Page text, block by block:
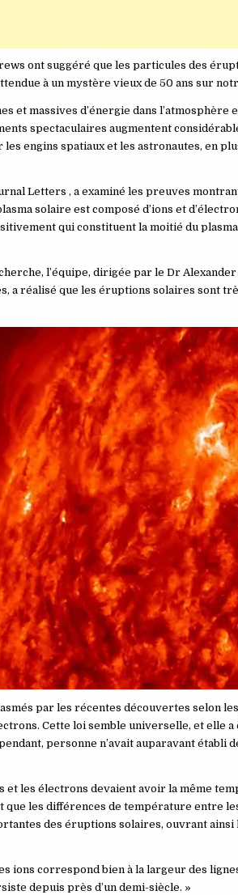
ont suggéré que les particules des
à un mystère vieux de 50 ans sur
et massives d’énergie dans
spectaculaires augmentent
engins spatiaux et les astronautes, en
Letters , a examiné les preuves
solaire est composé d’ions et
qui constituent la moitié du
l’équipe, dirigée par le Dr
a réalisé que les éruptions solaires sont
par les récentes découvertes selon
Cette loi semble universelle, et elle
personne n’avait auparavant établi
les électrons devaient avoir la même
que les différences de température entre
des éruptions solaires, ouvrant ainsi
ions correspond bien à la largeur des
depuis près d’un demi-siècle. »